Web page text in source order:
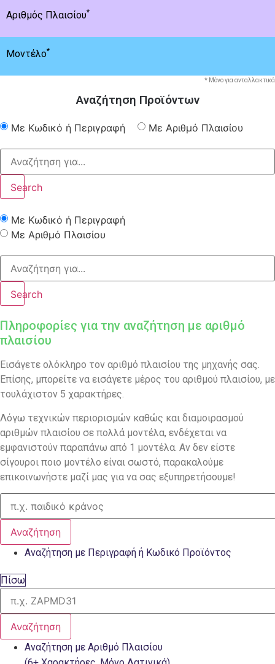
Αριθμός Πλαισίου*
Μοντέλο*
* Μόνο για ανταλλακτικά
Αναζήτηση Προϊόντων
Με Κωδικό ή Περιγραφή Με Αριθμό Πλαισίου
Search
Με Κωδικό ή Περιγραφή
Με Αριθμό Πλαισίου
Search
Πληροφορίες για την αναζήτηση με αριθμό
πλαισίου
Εισάγετε ολόκληρο τον αριθμό πλαισίου της μηχανής σας.
Επίσης, μπορείτε να εισάγετε μέρος του αριθμού πλαισίου, με
τουλάχιστον 5 χαρακτήρες.
Λόγω τεχνικών περιορισμών καθώς και διαμοιρασμού
αριθμών πλαισίου σε πολλά μοντέλα, ενδέχεται να
εμφανιστούν παραπάνω από 1 μοντέλα. Αν δεν είστε
σίγουροι ποιο μοντέλο είναι σωστό, παρακαλούμε
επικοινωνήστε μαζί μας για να σας εξυπηρετήσουμε!
Αναζήτηση
Αναζήτηση με Περιγραφή ή Κωδικό Προϊόντος
Πίσω
Αναζήτηση
Αναζήτηση με Αριθμό Πλαισίου